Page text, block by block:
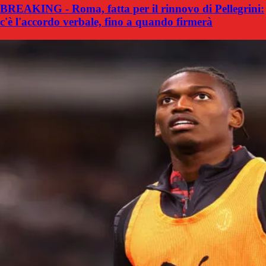
BREAKING - Roma, fatta per il rinnovo di Pellegrini:
c'è l'accordo verbale, fino a quando firmerà